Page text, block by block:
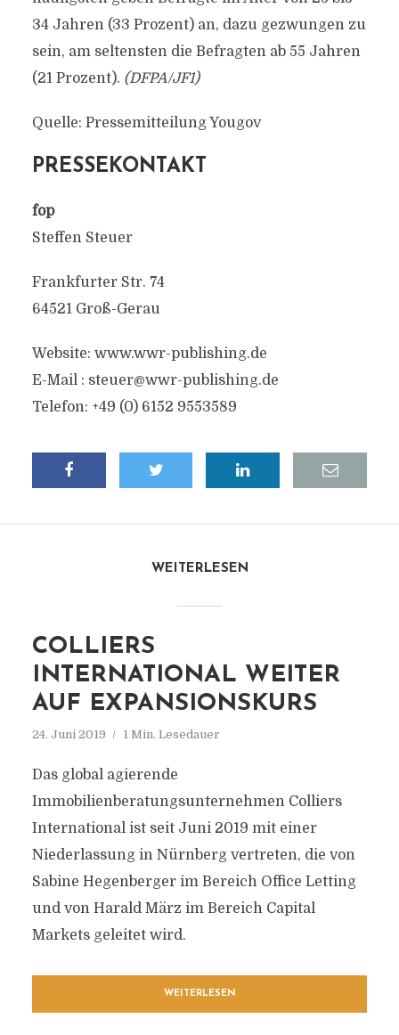
34 Jahren (33 Prozent) an, dazu gezwungen zu
sein, am seltensten die Befragten ab 55 Jahren
(21 Prozent). (DFPA/JF1)
Quelle: Pressemitteilung Yougov
PRESSEKONTAKT
fop
Steffen Steuer
Frankfurter Str. 74
64521 Groß-Gerau
Website: www.wwr-publishing.de
E-Mail : steuer@wwr-publishing.de
Telefon: +49 (0) 6152 9553589
WEITERLESEN
COLLIERS
INTERNATIONAL WEITER
AUF EXPANSIONSKURS
24. Juni 2019 1 Min. Lesedauer
Das global agierende
Immobilienberatungsunternehmen Colliers
International ist seit Juni 2019 mit einer
Niederlassung in Nürnberg vertreten, die von
Sabine Hegenberger im Bereich Office Letting
und von Harald März im Bereich Capital
Markets geleitet wird.
WEITERLESEN